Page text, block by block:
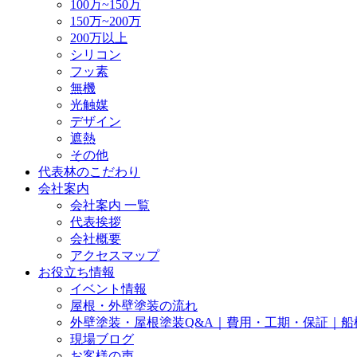
100万~150万
150万~200万
200万以上
シリコン
フッ素
無機
光触媒
デザイン
遮熱
その他
代表林のこだわり
会社案内
会社案内 一覧
代表挨拶
会社概要
アクセスマップ
お役立ち情報
イベント情報
屋根・外壁塗装の流れ
外壁塗装・屋根塗装Q&A｜費用・工期・保証｜船
現場ブログ